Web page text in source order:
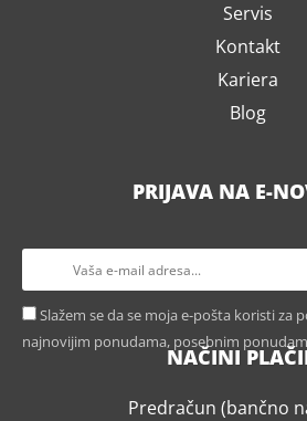
Servis
Kontakt
Kariera
Blog
PRIJAVA NA E-
Slažem se da se moja e-pošta koristi za
najnovijim ponudama, posebnim
NAČINI
Predračun (bančno